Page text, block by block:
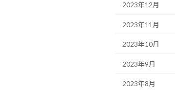
2023年12月
2023年11月
2023年10月
2023年9月
2023年8月